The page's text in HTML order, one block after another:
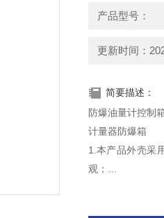
产品型号：
更新时间：
简要描述：
防爆油量计控制
计量器防爆箱
1.本产品外壳采
观；